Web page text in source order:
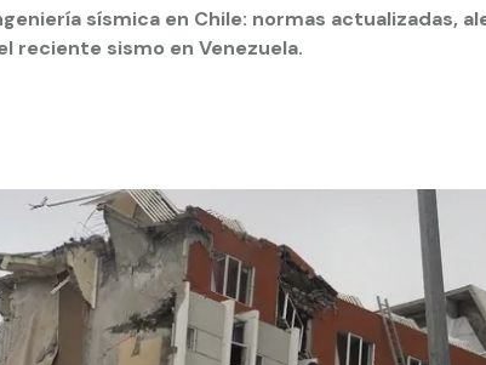
sísmica en Chile: normas actualizadas,
reciente sismo en Venezuela.